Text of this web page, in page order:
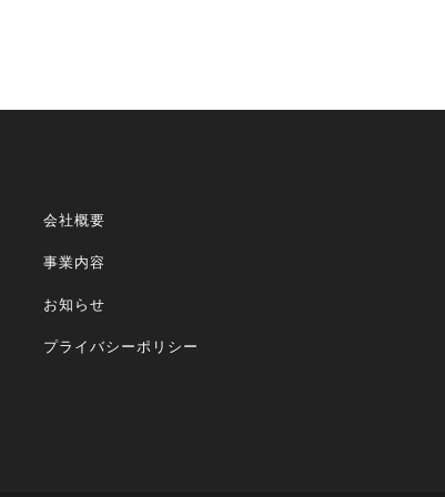
会社概要
事業内容
お知らせ
プライバシーポリシー